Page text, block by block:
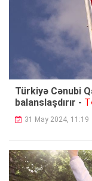
Türkiyə Cənubi
balanslaşdırır -
31 May 2024, 11:19